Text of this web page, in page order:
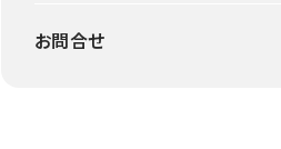
お問合せ